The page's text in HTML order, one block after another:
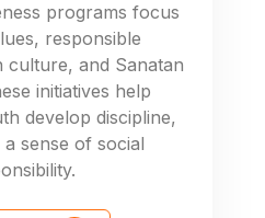
programs focus
responsible
culture, and Sanatan
initiatives help
develop discipline,
sense of social